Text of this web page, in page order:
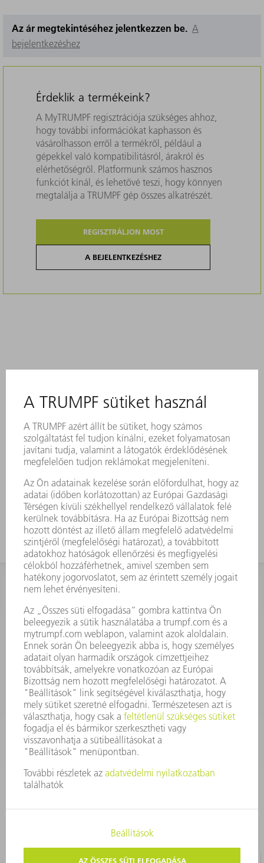
Az ár megtekintéséhez jelentkezzen be. A
bejelentkezéshez
Érdeklik a termékeink?
A MyTRUMPF regisztrációja szükséges ahhoz,
hogy további információkat kaphasson és
vásárolhasson erről a termékről, például a
gépekkel való kompatibilitásról, árakról és
elérhetőségről. Platformunk számos hasznos
funkciót kínál, és lehetővé teszi, hogy könnyen
megtalálja a TRUMPF gép összes alkatrészét.
REGISZTRÁLJON MOST
A BEJELENTKEZÉSHEZ
KAPCSOLAT
Szerszám
3628576045
08.00 - 16.30
szerszam@hu.trumpf.com
KAPCSOLAT
Alkatrész
3628576035
08.00 - 16.30
alkatresz@hu.trumpf.com
ADATVÉDELEM SZERZŐI JOG ÉS MÁRKAJELZÉS